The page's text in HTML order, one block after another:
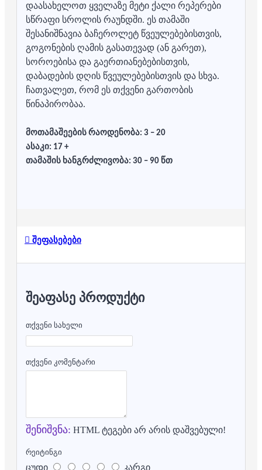
დაასახელოთ ყველაზე მეტი ქალი რეპერები
სწრაფი სროლის რაუნდში. ეს თამაში
შესანიშნავია ბაჩეროლეტ წვეულებებისთვის,
გოგონების ღამის გასათევად (ან გარეთ),
სოროებისა და გაერთიანებებისთვის,
დაბადების დღის წვეულებებისთვის და სხვა.
ჩათვალეთ, რომ ეს თქვენი გართობის
წინაპირობაა.
მოთამაშეების რაოდენობა: 3 – 20
ასაკი: 17 +
თამაშის ხანგრძლივობა: 30 – 90 წთ
შეფასებები
ᲨᲔᲐᲤᲐᲡᲔ ᲞᲠᲝᲓᲣᲥᲢᲘ
თქვენი სახელი
თქვენი კომენტარი
შენიშვნა: HTML ტეგები არ არის დაშვებული!
რეიტინგი
ცუდი კარგი